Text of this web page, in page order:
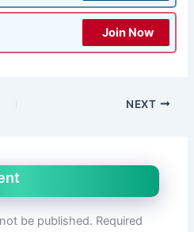
Join Now
NEXT
be published. Required